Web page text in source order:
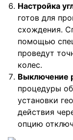
Настройка
готов для
схождения.
помощью
проведут
колес.
Выключение
процедуры
установки
действия
опцию